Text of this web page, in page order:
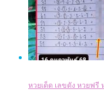
หวยเด็ด เลขดัง หวยฟ